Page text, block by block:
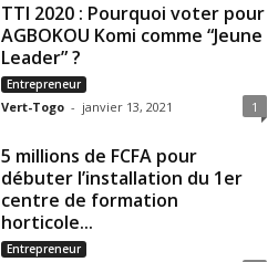
TTI 2020 : Pourquoi voter pour
AGBOKOU Komi comme “Jeune
Leader” ?
Entrepreneur
Vert-Togo - janvier 13, 2021 1
5 millions de FCFA pour
débuter l’installation du 1er
centre de formation
horticole...
Entrepreneur